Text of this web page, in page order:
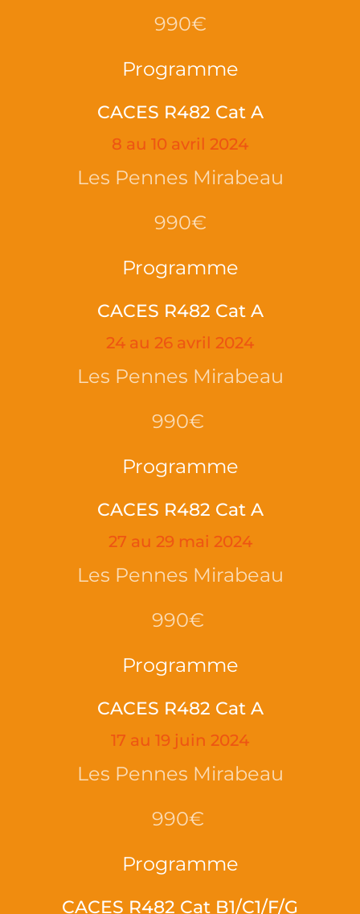
990€
Programme
CACES R482 Cat A
8 au 10 avril 2024
Les Pennes Mirabeau
990€
Programme
CACES R482 Cat A
24 au 26 avril 2024
Les Pennes Mirabeau
990€
Programme
CACES R482 Cat A
27 au 29 mai 2024
Les Pennes Mirabeau
990€
Programme
CACES R482 Cat A
17 au 19 juin 2024
Les Pennes Mirabeau
990€
Programme
CACES R482 Cat B1/C1/F/G